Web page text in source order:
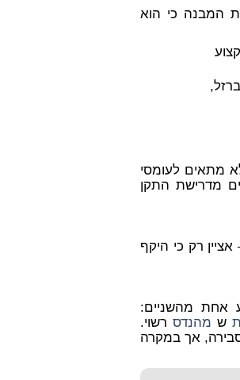
המבנה כי הוא
מתאים לעומסי
מדרישת התקן
רק כי היקף
אחת מהשניים:
ש מהנדס רשוי.
אך במקרה